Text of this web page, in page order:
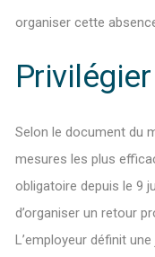
organiser cette
Selon le document du
mesures les plus
obligatoire depuis le 9
d’organiser un retour
L’employeur définit